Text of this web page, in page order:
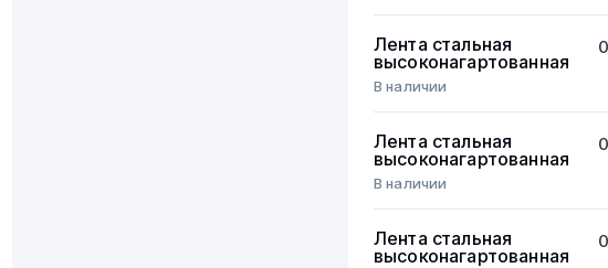
Лента стальная
высоконагартованная
В наличии
Лента стальная
высоконагартованная
В наличии
Лента стальная
высоконагартованная